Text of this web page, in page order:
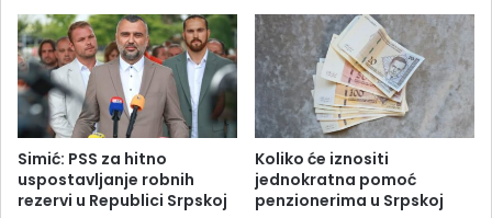
Simić: PSS za hitno
uspostavljanje robnih
rezervi u Republici Srpskoj
Koliko će iznositi
jednokratna pomoć
penzionerima u Srpskoj